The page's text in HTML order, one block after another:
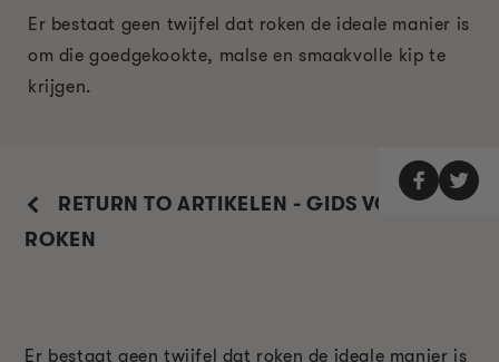
Er bestaat geen twijfel dat roken de ideale manier is
om die goedgekookte, malse en smaakvolle kip te
krijgen.
RETURN TO ARTIKELEN - GIDS VOOR
ROKEN
Er bestaat geen twijfel dat roken de ideale manier is